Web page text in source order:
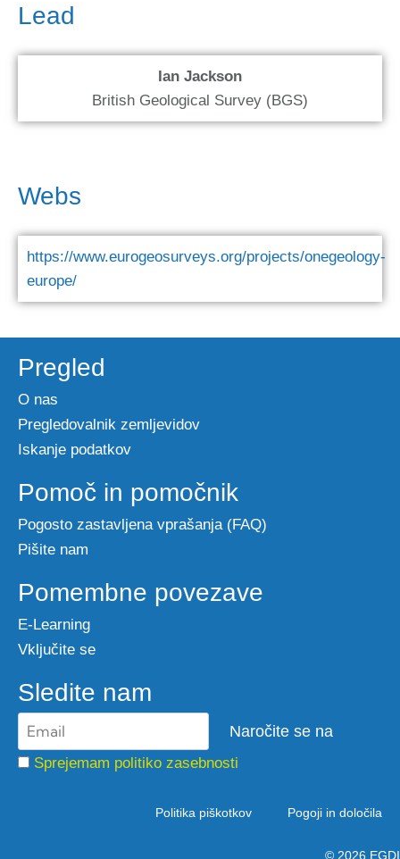
Lead
Ian Jackson
British Geological Survey (BGS)
Webs
https://www.eurogeosurveys.org/projects/onegeology-
europe/
Pregled
O nas
Pregledovalnik zemljevidov
Iskanje podatkov
Pomoč in pomočnik
Pogosto zastavljena vprašanja (FAQ)
Pišite nam
Pomembne povezave
E-Learning
Vključite se
Sledite nam
Sprejemam politiko zasebnosti
Politika piškotkov Pogoji in določila
© 2026 EGDI